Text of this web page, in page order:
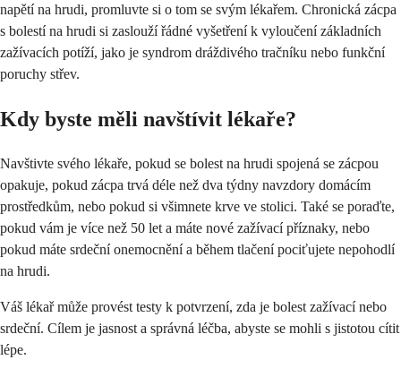
napětí na hrudi, promluvte si o tom se svým lékařem. Chronická zácpa
s bolestí na hrudi si zaslouží řádné vyšetření k vyloučení základních
zažívacích potíží, jako je syndrom dráždivého tračníku nebo funkční
poruchy střev.
Kdy byste měli navštívit lékaře?
Navštivte svého lékaře, pokud se bolest na hrudi spojená se zácpou
opakuje, pokud zácpa trvá déle než dva týdny navzdory domácím
prostředkům, nebo pokud si všimnete krve ve stolici. Také se poraďte,
pokud vám je více než 50 let a máte nové zažívací příznaky, nebo
pokud máte srdeční onemocnění a během tlačení pociťujete nepohodlí
na hrudi.
Váš lékař může provést testy k potvrzení, zda je bolest zažívací nebo
srdeční. Cílem je jasnost a správná léčba, abyste se mohli s jistotou cítit
lépe.